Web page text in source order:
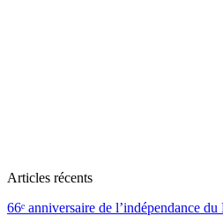
Articles récents
66ᵉ anniversaire de l’indépendance